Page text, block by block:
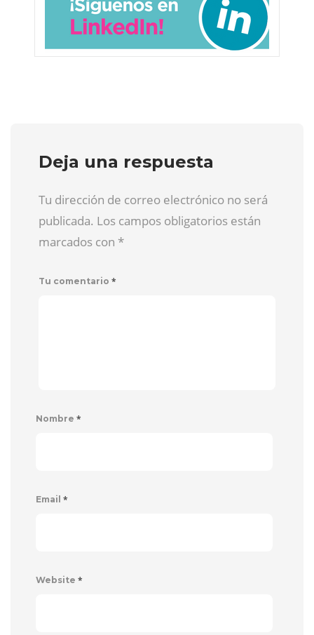
Deja una respuesta
Tu dirección de correo electrónico no será
publicada. Los campos obligatorios están
marcados con *
Tu comentario *
Nombre *
Email *
Website *